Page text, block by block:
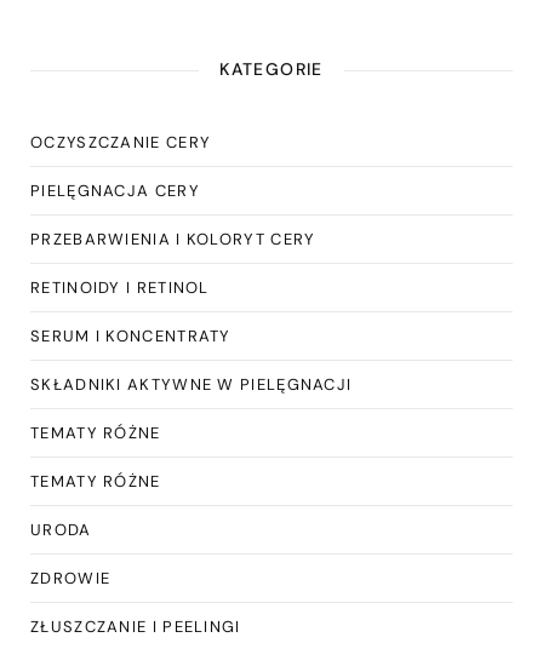
KATEGORIE
OCZYSZCZANIE CERY
PIELĘGNACJA CERY
PRZEBARWIENIA I KOLORYT CERY
RETINOIDY I RETINOL
SERUM I KONCENTRATY
SKŁADNIKI AKTYWNE W PIELĘGNACJI
TEMATY RÓŻNE
TEMATY RÓŻNE
URODA
ZDROWIE
ZŁUSZCZANIE I PEELINGI